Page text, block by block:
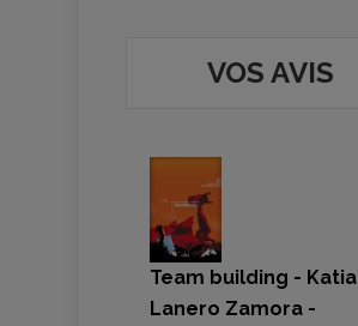
VOS AVIS
Team building - Katia
Lanero Zamora -